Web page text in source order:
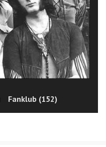
Fanklub (152)